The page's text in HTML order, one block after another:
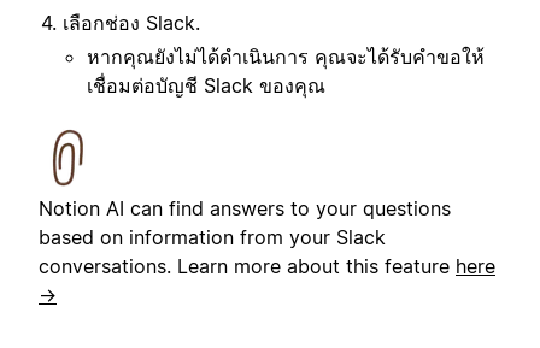
เลือกช่อง Slack.
หากคุณยังไม่ได้ดำเนินการ คุณจะได้รับคำขอให้
เชื่อมต่อบัญชี Slack ของคุณ
Notion AI can find answers to your questions
based on information from your Slack
conversations. Learn more about this feature here
→